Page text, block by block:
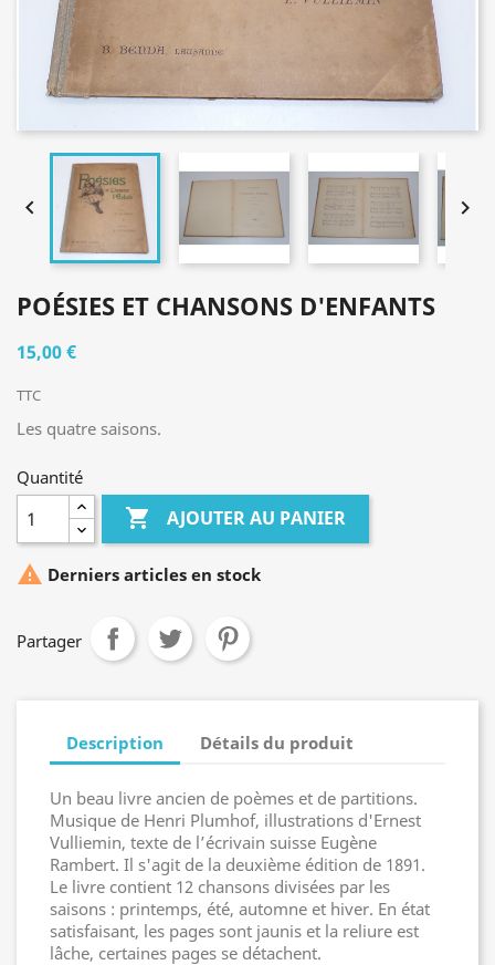
 
POÉSIES ET CHANSONS D'ENFANTS
15,00 €
TTC
Les quatre saisons.
Quantité
 AJOUTER AU PANIER
 Derniers articles en stock
Partager
Description Détails du produit
Un beau livre ancien de poèmes et de partitions.
Musique de Henri Plumhof, illustrations d'Ernest
Vulliemin, texte de l’écrivain suisse Eugène
Rambert. Il s'agit de la deuxième édition de 1891.
Le livre contient 12 chansons divisées par les
saisons : printemps, été, automne et hiver. En état
satisfaisant, les pages sont jaunis et la reliure est
lâche, certaines pages se détachent.